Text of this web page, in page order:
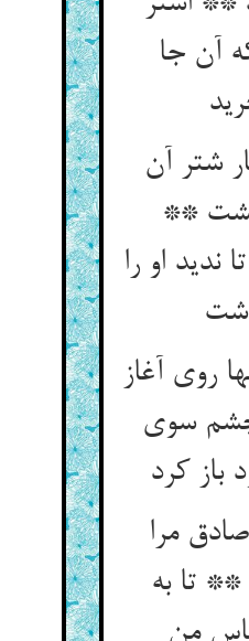
آن جا
شتر آن
**
او را
روی آغاز
سوی
باز کرد
مرا
** تا به
من